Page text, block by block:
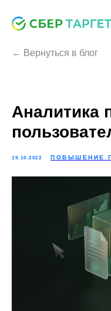
← Вернуться в блог
Аналитика
19.10.2022 ПОВЫШЕНИЕ